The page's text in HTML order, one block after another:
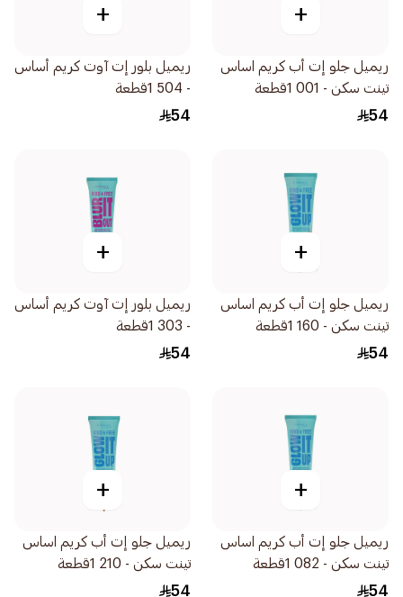
+
ريميل جلو إت أب كريم اساس
تينت سكن - 001 1قطعة
54
+
ريميل بلور إت آوت كريم أساس
- 504 1قطعة
54
+
ريميل جلو إت أب كريم اساس
تينت سكن - 160 1قطعة
54
+
ريميل بلور إت آوت كريم أساس
- 303 1قطعة
54
+
ريميل جلو إت أب كريم اساس
تينت سكن - 082 1قطعة
54
+
ريميل جلو إت أب كريم اساس
تينت سكن - 210 1قطعة
54